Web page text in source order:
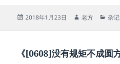
发
2018年1月23日
作
老方
分
杂
《[0608]没有规矩不成圆